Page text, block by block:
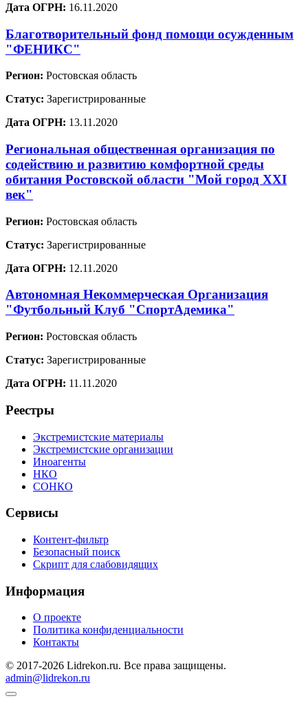
Дата ОГРН: 16.11.2020
Благотворительный фонд помощи осужденным
"ФЕНИКС"
Регион: Ростовская область
Статус: Зарегистрированные
Дата ОГРН: 13.11.2020
Региональная общественная организация по
содействию и развитию комфортной среды
обитания Ростовской области "Мой город XXI
век"
Регион: Ростовская область
Статус: Зарегистрированные
Дата ОГРН: 12.11.2020
Автономная Некоммерческая Организация
"Футбольный Клуб "СпортАдемика"
Регион: Ростовская область
Статус: Зарегистрированные
Дата ОГРН: 11.11.2020
Реестры
Экстремистские материалы
Экстремистские организации
Иноагенты
НКО
СОНКО
Сервисы
Контент-фильтр
Безопасный поиск
Скрипт для слабовидящих
Информация
О проекте
Политика конфиденциальности
Контакты
© 2017-2026 Lidrekon.ru. Все права защищены.
admin@lidrekon.ru